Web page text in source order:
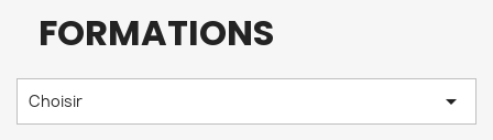
FORMATIONS
Choisir 